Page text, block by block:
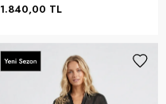
1.840,00 TL